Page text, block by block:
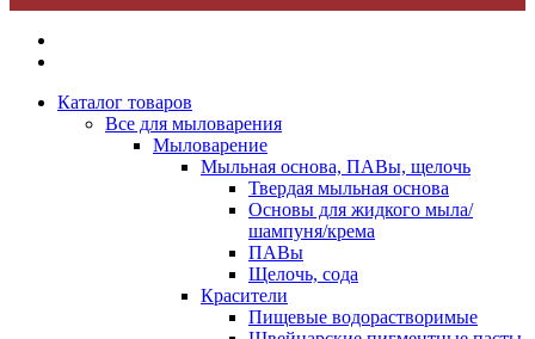
Каталог товаров
Все для мыловарения
Мыловарение
Мыльная основа, ПАВы, щелочь
Твердая мыльная основа
Основы для жидкого мыла/
шампуня/крема
ПАВы
Щелочь, сода
Красители
Пищевые водорастворимые